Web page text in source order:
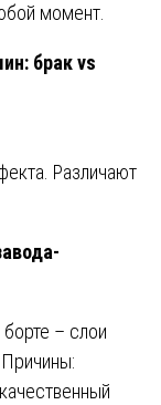
момент.
брак vs
Различают
– слои